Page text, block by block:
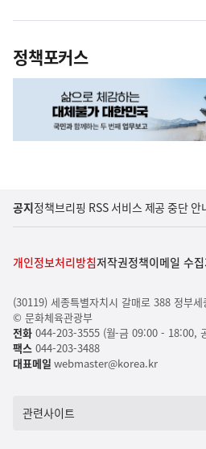
정책포커스
공지정책브리핑 RSS 서비스 제공 중단 안
개인정보처리방침저작권정책이메일 수
(30119) 세종특별자치시 갈매로 388 정부세
© 문화체육관광부
전화044-203-3555 (월-금 09:00 - 18:00,
팩스 044-203-3488
대표메일 webmaster@korea.kr
관련사이트